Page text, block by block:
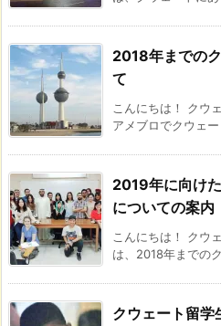
2018年までの
て
こんにちは！ クウ
アメブロでクウェ
2019年に向け
についての案内
こんにちは！ クウ
は、2018年までの
クウェート留学